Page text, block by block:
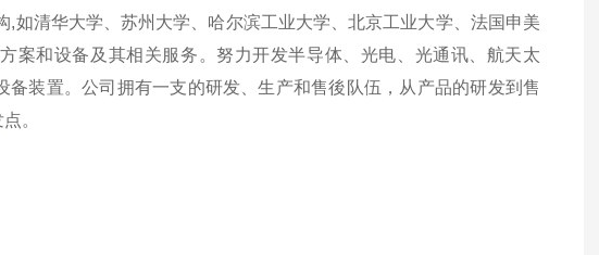
如清华大学、苏州大学、哈尔滨工业大学、北京工业大学、法国申美
案和设备及其相关服务。努力开发半导体、光电、光通讯、航天太
装置。公司拥有一支的研发、生产和售後队伍，从产品的研发到售
。